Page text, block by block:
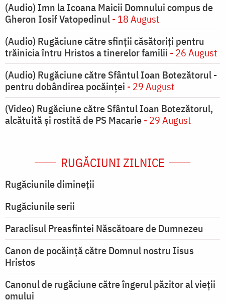
(Audio) Imn la Icoana Maicii Domnului compus de
Gheron Iosif Vatopedinul- 18 August
(Audio) Rugăciune către sfinții căsătoriți pentru
trăinicia întru Hristos a tinerelor familii - 26 August
(Audio) Rugăciune către Sfântul Ioan Botezătorul -
pentru dobândirea pocăinței - 29 August
(Video) Rugăciune către Sfântul Ioan Botezătorul,
alcătuită și rostită de PS Macarie- 29 August
RUGĂCIUNI ZILNICE
Rugăciunile dimineții
Rugăciunile serii
Paraclisul Preasfintei Născătoare de Dumnezeu
Canon de pocăință către Domnul nostru Iisus
Hristos
Canonul de rugăciune către îngerul păzitor al vieții
omului